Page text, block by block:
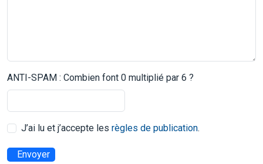
ANTI-SPAM : Combien font 0 multiplié par 6 ?
J’ai lu et j’accepte les règles de publication.
Envoyer